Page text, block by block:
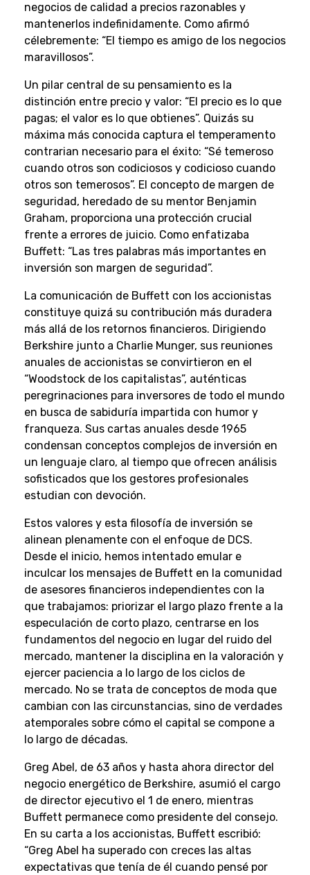
negocios de calidad a precios razonables y
mantenerlos indefinidamente. Como afirmó
célebremente: “El tiempo es amigo de los negocios
maravillosos”.
Un pilar central de su pensamiento es la
distinción entre precio y valor: “El precio es lo que
pagas; el valor es lo que obtienes”. Quizás su
máxima más conocida captura el temperamento
contrarian necesario para el éxito: “Sé temeroso
cuando otros son codiciosos y codicioso cuando
otros son temerosos”. El concepto de margen de
seguridad, heredado de su mentor Benjamin
Graham, proporciona una protección crucial
frente a errores de juicio. Como enfatizaba
Buffett: “Las tres palabras más importantes en
inversión son margen de seguridad”.
La comunicación de Buffett con los accionistas
constituye quizá su contribución más duradera
más allá de los retornos financieros. Dirigiendo
Berkshire junto a Charlie Munger, sus reuniones
anuales de accionistas se convirtieron en el
“Woodstock de los capitalistas”, auténticas
peregrinaciones para inversores de todo el mundo
en busca de sabiduría impartida con humor y
franqueza. Sus cartas anuales desde 1965
condensan conceptos complejos de inversión en
un lenguaje claro, al tiempo que ofrecen análisis
sofisticados que los gestores profesionales
estudian con devoción.
Estos valores y esta filosofía de inversión se
alinean plenamente con el enfoque de DCS.
Desde el inicio, hemos intentado emular e
inculcar los mensajes de Buffett en la comunidad
de asesores financieros independientes con la
que trabajamos: priorizar el largo plazo frente a la
especulación de corto plazo, centrarse en los
fundamentos del negocio en lugar del ruido del
mercado, mantener la disciplina en la valoración y
ejercer paciencia a lo largo de los ciclos de
mercado. No se trata de conceptos de moda que
cambian con las circunstancias, sino de verdades
atemporales sobre cómo el capital se compone a
lo largo de décadas.
Greg Abel, de 63 años y hasta ahora director del
negocio energético de Berkshire, asumió el cargo
de director ejecutivo el 1 de enero, mientras
Buffett permanece como presidente del consejo.
En su carta a los accionistas, Buffett escribió:
“Greg Abel ha superado con creces las altas
expectativas que tenía de él cuando pensé por